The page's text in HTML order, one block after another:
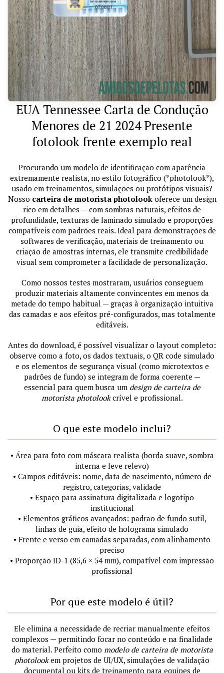
EUA Tennessee Carta de Condução
Menores de 21 2024 Presente
fotolook frente exemplo real
Procurando um modelo de identificação com aparência
extremamente realista, no estilo fotográfico (*photolook*),
usado em treinamentos, simulações ou protótipos visuais?
Nosso carteira de motorista photolookoferece um design
rico em detalhes — com sombras naturais, efeitos de
profundidade, texturas de laminado simulado e proporções
compatíveis com padrões reais. Ideal para demonstrações de
softwares de verificação, materiais de treinamento ou
criação de amostras internas, ele transmite credibilidade
visual sem comprometer a facilidade de personalização.
Como nossos testes mostraram, usuários conseguem
produzir materiais altamente convincentes em menos da
metade do tempo habitual — graças à organização intuitiva
das camadas e aos efeitos pré-configurados, mas totalmente
editáveis.
Antes do download, é possível visualizar o layout completo:
observe como a foto, os dados textuais, o QR code simulado
e os elementos de segurança visual (como microtextos e
padrões de fundo) se integram de forma coerente —
essencial para quem busca um design de carteira de
motorista photolookcrível e profissional.
O que este modelo inclui?
• Área para foto com máscara realista (borda suave, sombra
interna e leve relevo)
• Campos editáveis: nome, data de nascimento, número de
registro, categorias, validade
• Espaço para assinatura digitalizada e logotipo
institucional
• Elementos gráficos avançados: padrão de fundo sutil,
linhas de guia, efeito de holograma simulado
• Frente e verso em camadas separadas, com alinhamento
preciso
• Proporção ID-1 (85,6 × 54 mm), compatível com impressão
profissional
Por que este modelo é útil?
Ele elimina a necessidade de recriar manualmente efeitos
complexos — permitindo focar no conteúdo e na finalidade
do material. Perfeito como modelo de carteira de motorista
photolookem projetos de UI/UX, simulações de validação
documental ou kits de treinamento para equipes de